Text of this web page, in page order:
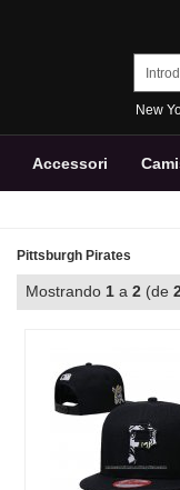
New
Accessori
Pittsburgh Pirates
Mostrando 1 a 2 (de 2